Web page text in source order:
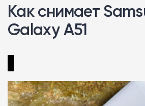
Как снимает
Galaxy A51